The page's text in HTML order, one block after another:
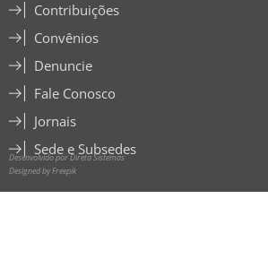
Contribuições
Convênios
Denuncie
Fale Conosco
Jornais
Sede e Subsedes
Desenvolvido por Direta Sistemas
Designed by Freepik